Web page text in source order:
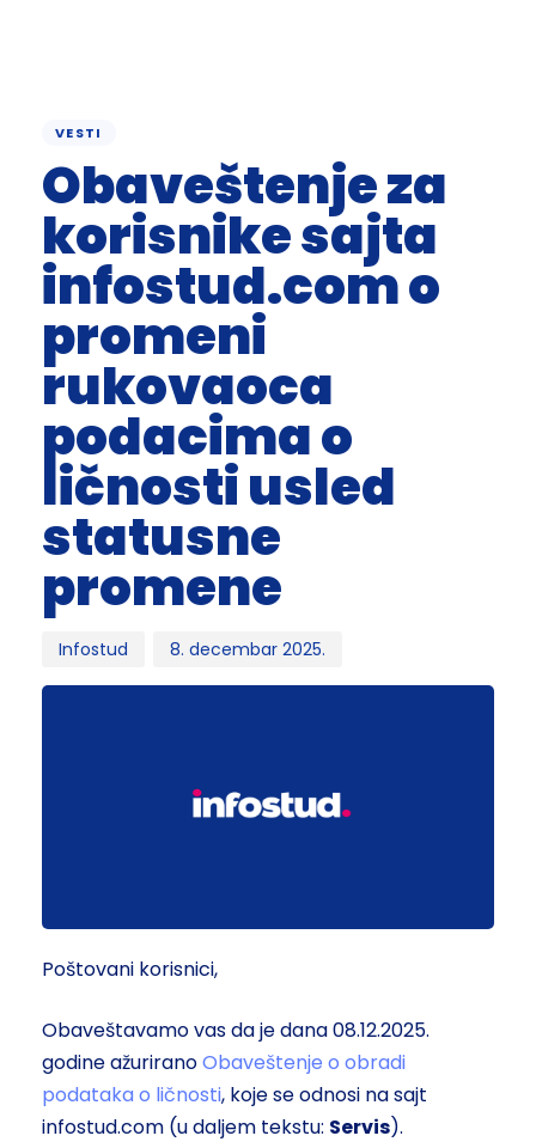
VESTI
Obaveštenje za
korisnike sajta
infostud.com o
promeni
rukovaoca
podacima o
ličnosti usled
statusne
promene
Infostud 8. decembar 2025.
Poštovani korisnici,
Obaveštavamo vas da je dana 08.12.2025.
godine ažuriranoObaveštenje o obradi
podataka o ličnosti, koje se odnosi na sajt
infostud.com (u daljem tekstu: Servis).